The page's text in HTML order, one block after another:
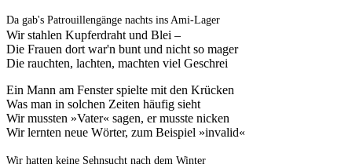
Da gab's Patrouillengänge nachts ins Ami-Lager
Wir stahlen Kupferdraht und Blei –
Die Frauen dort war'n bunt und nicht so mager
Die rauchten, lachten, machten viel Geschrei
Ein Mann am Fenster spielte mit den Krücken
Was man in solchen Zeiten häufig sieht
Wir mussten »Vater« sagen, er musste nicken
Wir lernten neue Wörter, zum Beispiel »invalid«
Wir hatten keine Sehnsucht nach dem Winter